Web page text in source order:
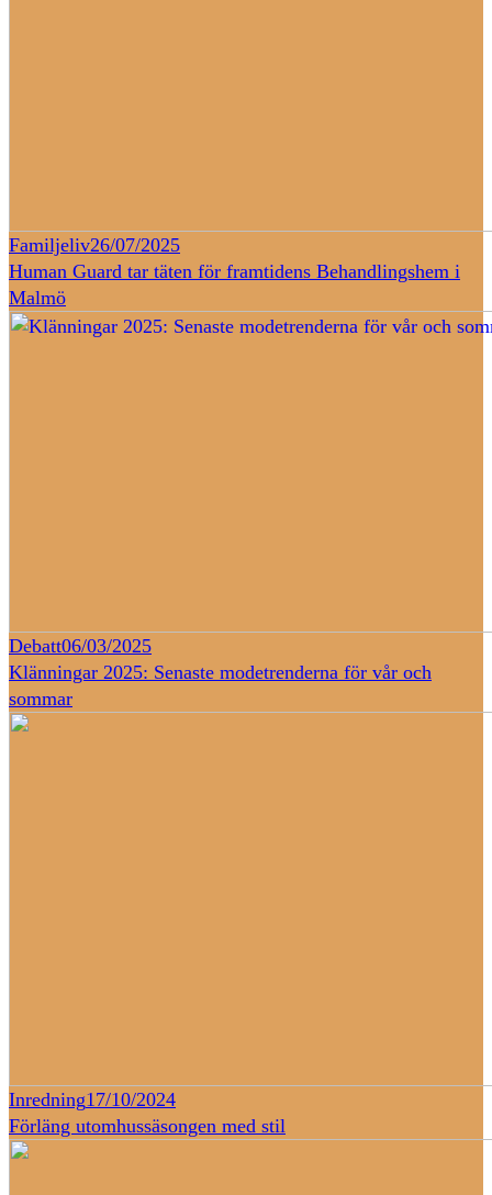
Familjeliv26/07/2025
Human Guard tar täten för framtidens Behandlingshem i
Malmö
Debatt06/03/2025
Klänningar 2025: Senaste modetrenderna för vår och
sommar
Inredning17/10/2024
Förläng utomhussäsongen med stil